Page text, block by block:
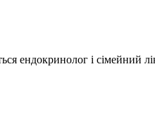
ендокринолог і сімейний